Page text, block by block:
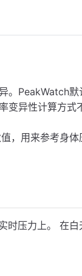
。PeakWatch默
变异性计算方式
，用来参考身体
时压力上。 在白